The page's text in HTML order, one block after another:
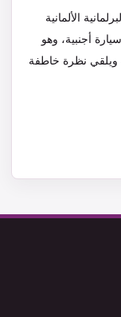
الألمانية
أجنبية، وهو
نظرة خاطفة